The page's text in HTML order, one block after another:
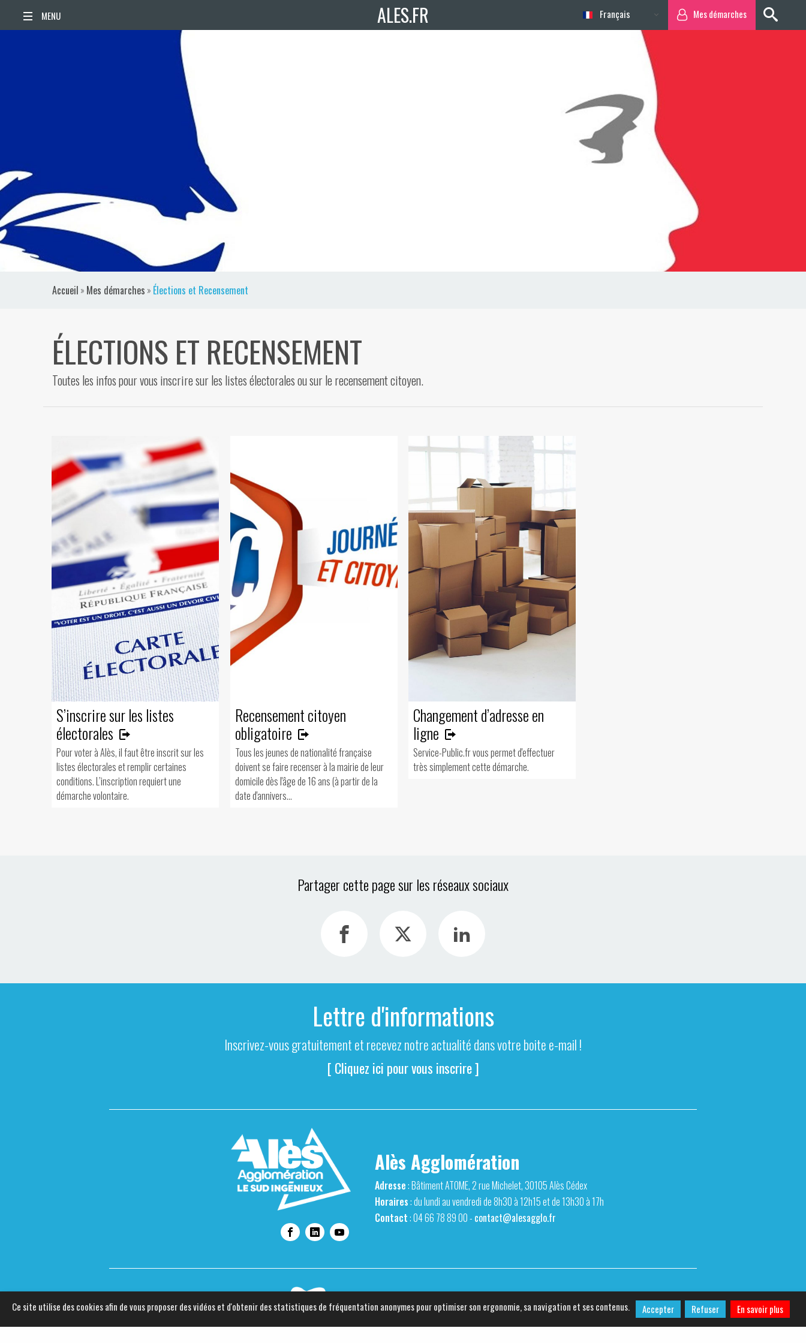
Ce site utilise des cookies afin de vous proposer des vidéos et d'obtenir des statistiques de fréquentation anonymes pour optimiser son ergonomie, sa navigation et ses contenus. Accepter Refuser En savoir plus
ALES.FR
SORTIR / BOUGER
PUBLICATIONS
ESPACE PRESSE
Mes démarches
Français
Accueil » Mes démarches » Élections et Recensement
ÉLECTIONS ET RECENSEMENT
Toutes les infos pour vous inscrire sur les listes électorales ou sur le recensement citoyen.
S’inscrire sur les listes
électorales
Pour voter à Alès, il faut être inscrit sur les
listes électorales et remplir certaines
conditions. L’inscription requiert une
démarche volontaire.
Recensement citoyen
obligatoire
Tous les jeunes de nationalité française
doivent se faire recenser à la mairie de leur
domicile dès l'âge de 16 ans (à partir de la
date d'annivers...
Changement d’adresse en
ligne
Service-Public.fr vous permet d'effectuer
très simplement cette démarche.
Partager cette page sur les réseaux sociaux
Lettre d'informations
Inscrivez-vous gratuitement et recevez notre actualité dans votre boite e-mail !
[ Cliquez ici pour vous inscrire ]
Alès Agglomération
Adresse: Bâtiment ATOME, 2 rue Michelet, 30105 Alès Cédex
Horaires: du lundi au vendredi de 8h30 à 12h15 et de 13h30 à 17h
Contact: 04 66 78 89 00 - contact@alesagglo.fr
Ville d'Alès